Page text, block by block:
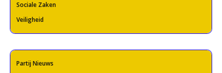
Sociale Zaken
Veiligheid
Partij Nieuws